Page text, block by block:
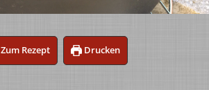
Zum Rezept Drucken